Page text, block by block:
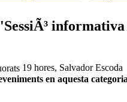
informativa
19 hores, Salvador Escoda
en aquesta